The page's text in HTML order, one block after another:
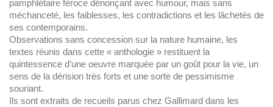
pamphlétaire féroce dénonçant avec humour, mais sans
méchanceté, les faiblesses, les contradictions et les lâchetés de
ses contemporains.
Observations sans concession sur la nature humaine, les
textes réunis dans cette « anthologie » restituent la
quintessence d’une oeuvre marquée par un goût pour la vie, un
sens de la dérision très forts et une sorte de pessimisme
souriant.
Ils sont extraits de recueils parus chez Gallimard dans les